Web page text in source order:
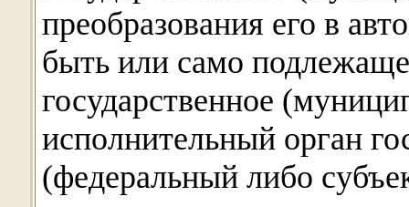
преобразования его в
быть или само
государственное
исполнительный орган
(федеральный либо